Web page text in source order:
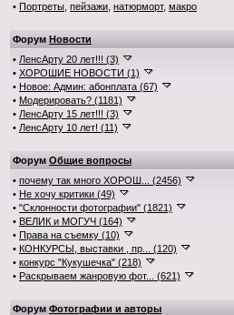
• Портреты пейзажи натюрморт, макро
Форум Новости
• ЛенсАрту 20 лет!!! (3)
• ХОРОШИЕ НОВОСТИ (1)
• Новое: Админ: абонплата (67)
• Модерировать? (1181)
• ЛенсАрту 15 лет!!! (3)
• ЛенсАрту 10 лет! (11)
Форум Общие вопросы
• почему так много ХОРОШ... (2456)
• Не хочу критики (49)
• "Склонности фотографии" (1821)
• ВЕЛИК и МОГУЧ (164)
• Права на съемку (10)
• КОНКУРСЫ, выставки , пр... (120)
• конкурс "Кукушечка" (218)
• Раскрываем жанровую фот... (621)
Форум Фотографии и авторы